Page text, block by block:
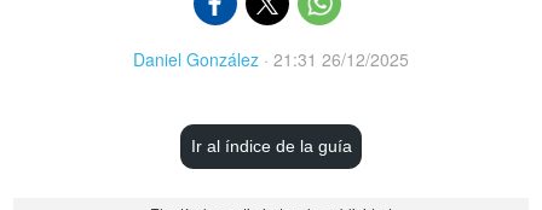
Daniel González · 21:31 26/12/2025
Ir al índice de la guía